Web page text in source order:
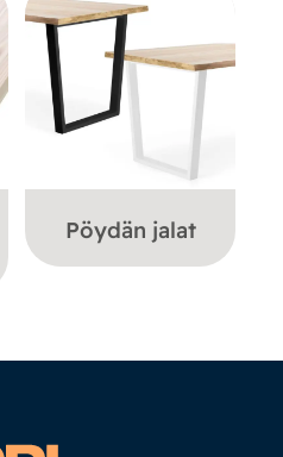
Pöydän jalat